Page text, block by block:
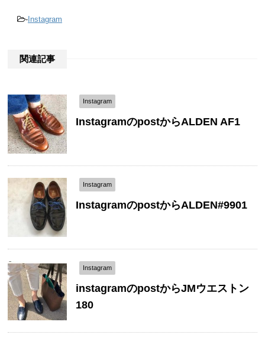
-Instagram
関連記事
Instagram
InstagramのpostからALDEN AF1
Instagram
InstagramのpostからALDEN#9901
Instagram
instagramのpostからJMウエストン
180